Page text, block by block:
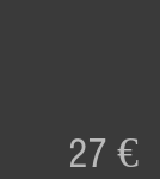
27 €